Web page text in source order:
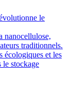
le
nanocellulose,
traditionnels.
écologiques et les
le stockage